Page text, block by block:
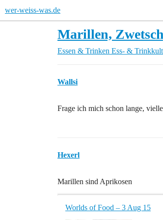
wer-weiss-was.de
Marillen,
Essen & Trinken Ess- &
Wallsi
Frage ich mich schon lange,
Hexerl
Marillen sind Aprikosen
Worlds of Food – 3 Aug 15